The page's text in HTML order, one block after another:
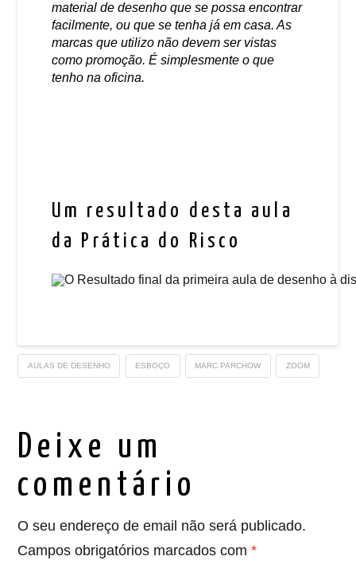
material de desenho que se possa encontrar
facilmente, ou que se tenha já em casa. As
marcas que utilizo não devem ser vistas
como promoção. É simplesmente o que
tenho na oficina.
Um resultado desta aula
da Prática do Risco
AULAS DE DESENHO ESBOÇO MARC PARCHOW ZOOM
Deixe um
comentário
O seu endereço de email não será publicado.
Campos obrigatórios marcados com*